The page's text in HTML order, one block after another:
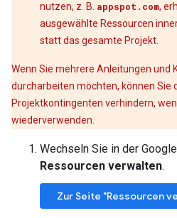
nutzen, z. B. appspot.com,
ausgewählte Ressourcen
statt das gesamte Projekt.
Wenn Sie mehrere Anleitungen und
durcharbeiten möchten, können Sie
Projektkontingenten verhindern,
wiederverwenden.
Wechseln Sie in der
Ressourcen verwalten.
Zur Seite "Ressourcen